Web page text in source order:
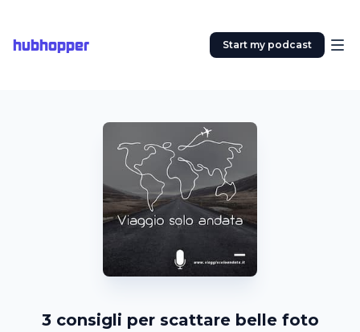
hubhopper Start my podcast
3 consigli per scattare belle foto